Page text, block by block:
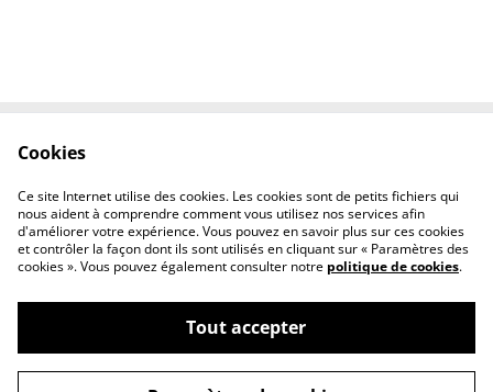
confidentialité
Politique de cookies
©2026Le P'tit Atelier d'Angel
Cookies
Ce site Internet utilise des cookies. Les cookies sont de petits fichiers qui
nous aident à comprendre comment vous utilisez nos services afin
d'améliorer votre expérience. Vous pouvez en savoir plus sur ces cookies
et contrôler la façon dont ils sont utilisés en cliquant sur « Paramètres des
cookies ». Vous pouvez également consulter notre politique de cookies.
Tout accepter